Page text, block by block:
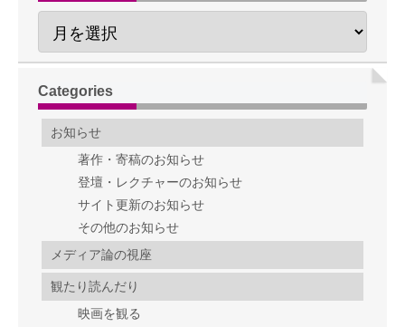
Categories
お知らせ
著作・寄稿のお知らせ
登壇・レクチャーのお知らせ
サイト更新のお知らせ
その他のお知らせ
メディア論の視座
観たり読んだり
映画を観る